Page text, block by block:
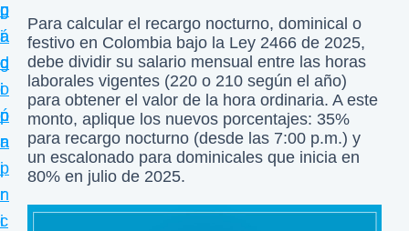
g
a
c
i
ó
n
p
r
i
n
i
d
o
p
r
i
n
c
p
á
g
i
n
a
a
c
i
ó
n
d
e
l
Para calcular el recargo nocturno, dominical o
festivo en Colombia bajo la Ley 2466 de 2025,
debe dividir su salario mensual entre las horas
laborales vigentes (220 o 210 según el año)
para obtener el valor de la hora ordinaria. A este
monto, aplique los nuevos porcentajes: 35%
para recargo nocturno (desde las 7:00 p.m.) y
un escalonado para dominicales que inicia en
80% en julio de 2025.